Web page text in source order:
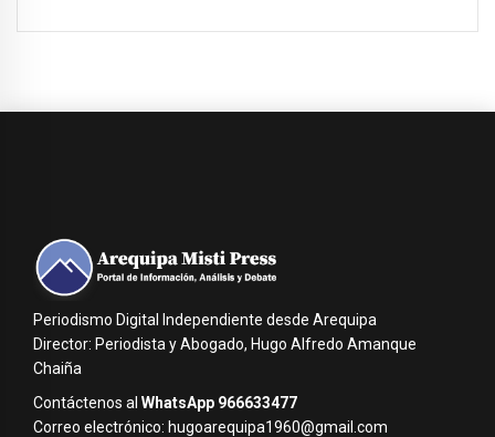
Periodismo Digital Independiente desde Arequipa
Director: Periodista y Abogado, Hugo Alfredo Amanque
Chaiña
Contáctenos al WhatsApp 966633477
Correo electrónico: hugoarequipa1960@gmail.com